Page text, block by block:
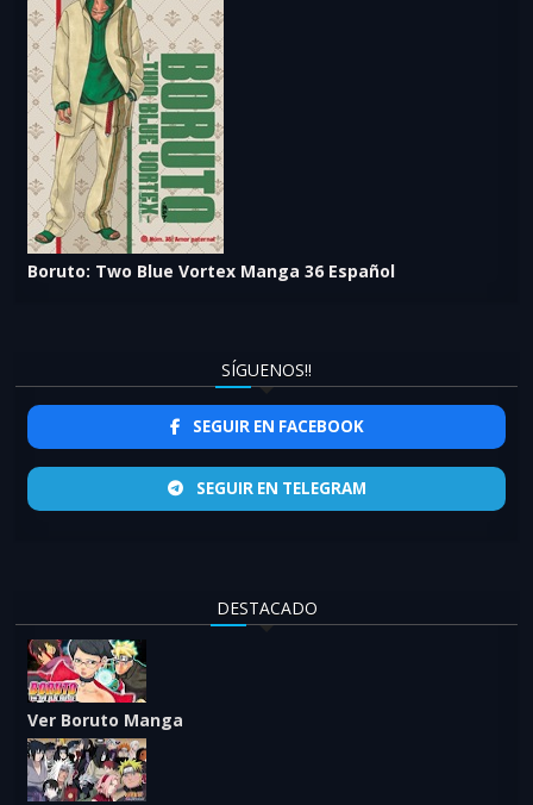
Boruto: Two Blue Vortex Manga 36 Español
SÍGUENOS!!
SEGUIR EN FACEBOOK
SEGUIR EN TELEGRAM
DESTACADO
Ver Boruto Manga